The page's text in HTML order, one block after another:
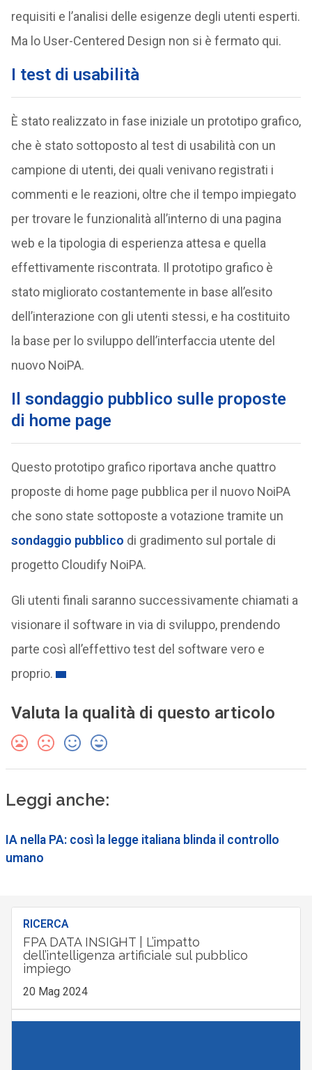
requisiti e l’analisi delle esigenze degli utenti esperti.
Ma lo User-Centered Design non si è fermato qui.
I test di usabilità
È stato realizzato in fase iniziale un prototipo grafico,
che è stato sottoposto al test di usabilità con un
campione di utenti, dei quali venivano registrati i
commenti e le reazioni, oltre che il tempo impiegato
per trovare le funzionalità all’interno di una pagina
web e la tipologia di esperienza attesa e quella
effettivamente riscontrata. Il prototipo grafico è
stato migliorato costantemente in base all’esito
dell’interazione con gli utenti stessi, e ha costituito
la base per lo sviluppo dell’interfaccia utente del
nuovo NoiPA.
Il sondaggio pubblico sulle proposte
di home page
Questo prototipo grafico riportava anche quattro
proposte di home page pubblica per il nuovo NoiPA
che sono state sottoposte a votazione tramite un
sondaggio pubblico di gradimento sul portale di
progetto Cloudify NoiPA.
Gli utenti finali saranno successivamente chiamati a
visionare il software in via di sviluppo, prendendo
parte così all’effettivo test del software vero e
proprio.
Valuta la qualità di questo articolo
Leggi anche:
IA nella PA: così la legge italiana blinda il controllo
umano
RICERCA
FPA DATA INSIGHT | L’impatto
dell’intelligenza artificiale sul pubblico
impiego
20 Mag 2024